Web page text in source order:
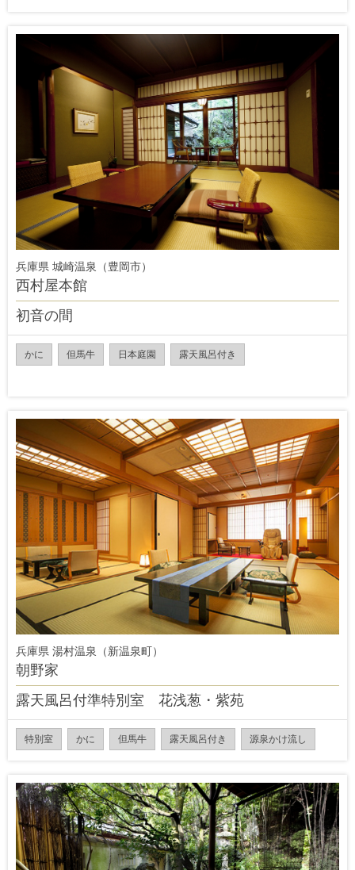
兵庫県 城崎温泉（豊岡市）
西村屋本館
初音の間
かに 但馬牛 日本庭園 露天風呂付き
兵庫県 湯村温泉（新温泉町）
朝野家
露天風呂付準特別室 花浅葱・紫苑
特別室 かに 但馬牛 露天風呂付き 源泉かけ流し